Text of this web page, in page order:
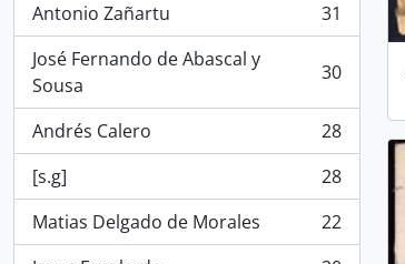
Antonio Zañartu
, 31 resultados
31
José Fernando de Abascal y
Sousa
, 30 resultados 30
Andrés Calero
, 28 resultados
28
[s.g]
, 28 resultados
28
Matias Delgado de Morales
, 22 resultados
22